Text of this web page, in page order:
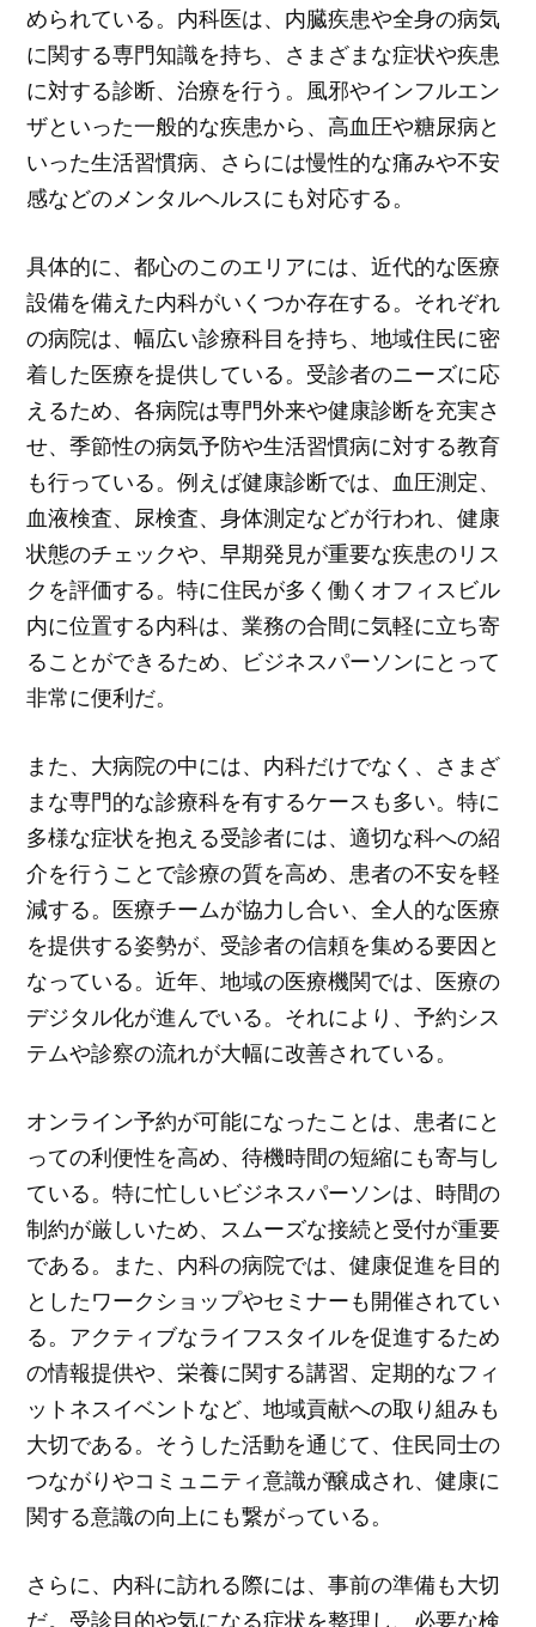
められている。内科医は、内臓疾患や全身の病気
に関する専門知識を持ち、さまざまな症状や疾患
に対する診断、治療を行う。風邪やインフルエン
ザといった一般的な疾患から、高血圧や糖尿病と
いった生活習慣病、さらには慢性的な痛みや不安
感などのメンタルヘルスにも対応する。
具体的に、都心のこのエリアには、近代的な医療
設備を備えた内科がいくつか存在する。それぞれ
の病院は、幅広い診療科目を持ち、地域住民に密
着した医療を提供している。受診者のニーズに応
えるため、各病院は専門外来や健康診断を充実さ
せ、季節性の病気予防や生活習慣病に対する教育
も行っている。例えば健康診断では、血圧測定、
血液検査、尿検査、身体測定などが行われ、健康
状態のチェックや、早期発見が重要な疾患のリス
クを評価する。特に住民が多く働くオフィスビル
内に位置する内科は、業務の合間に気軽に立ち寄
ることができるため、ビジネスパーソンにとって
非常に便利だ。
また、大病院の中には、内科だけでなく、さまざ
まな専門的な診療科を有するケースも多い。特に
多様な症状を抱える受診者には、適切な科への紹
介を行うことで診療の質を高め、患者の不安を軽
減する。医療チームが協力し合い、全人的な医療
を提供する姿勢が、受診者の信頼を集める要因と
なっている。近年、地域の医療機関では、医療の
デジタル化が進んでいる。それにより、予約シス
テムや診察の流れが大幅に改善されている。
オンライン予約が可能になったことは、患者にと
っての利便性を高め、待機時間の短縮にも寄与し
ている。特に忙しいビジネスパーソンは、時間の
制約が厳しいため、スムーズな接続と受付が重要
である。また、内科の病院では、健康促進を目的
としたワークショップやセミナーも開催されてい
る。アクティブなライフスタイルを促進するため
の情報提供や、栄養に関する講習、定期的なフィ
ットネスイベントなど、地域貢献への取り組みも
大切である。そうした活動を通じて、住民同士の
つながりやコミュニティ意識が醸成され、健康に
関する意識の向上にも繋がっている。
さらに、内科に訪れる際には、事前の準備も大切
だ。受診目的や気になる症状を整理し、必要な検